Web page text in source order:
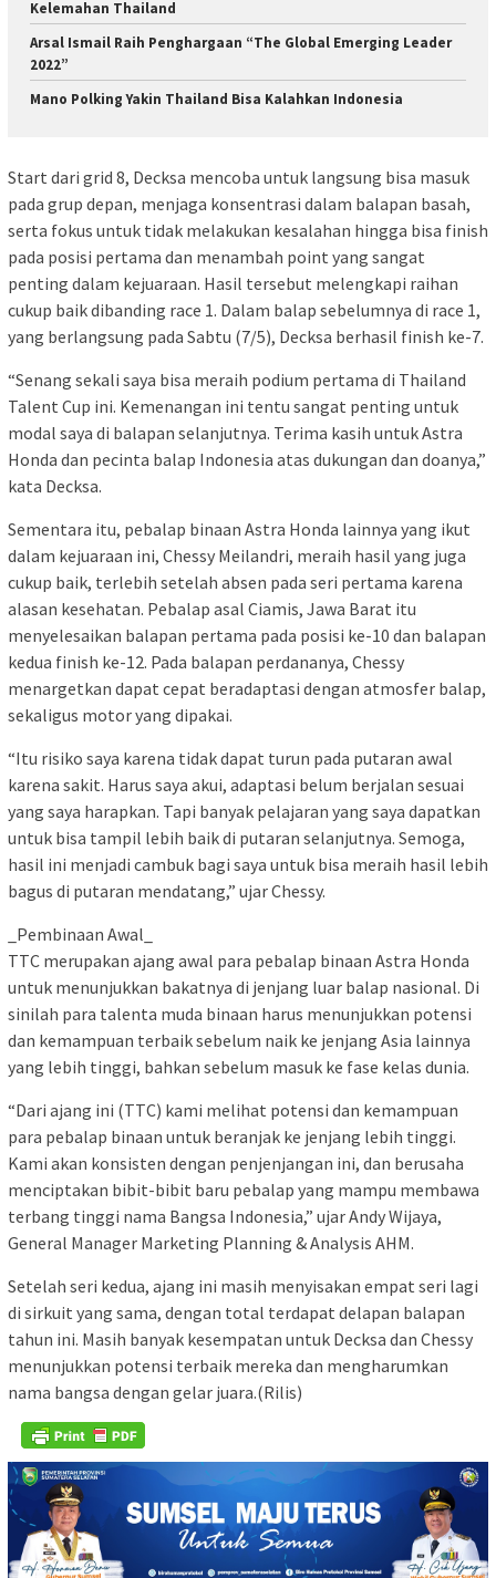
Kelemahan Thailand
Arsal Ismail Raih Penghargaan “The Global Emerging Leader
2022”
Mano Polking Yakin Thailand Bisa Kalahkan Indonesia
Start dari grid 8, Decksa mencoba untuk langsung bisa masuk
pada grup depan, menjaga konsentrasi dalam balapan basah,
serta fokus untuk tidak melakukan kesalahan hingga bisa finish
pada posisi pertama dan menambah point yang sangat
penting dalam kejuaraan. Hasil tersebut melengkapi raihan
cukup baik dibanding race 1. Dalam balap sebelumnya di race 1,
yang berlangsung pada Sabtu (7/5), Decksa berhasil finish ke-7.
“Senang sekali saya bisa meraih podium pertama di Thailand
Talent Cup ini. Kemenangan ini tentu sangat penting untuk
modal saya di balapan selanjutnya. Terima kasih untuk Astra
Honda dan pecinta balap Indonesia atas dukungan dan doanya,”
kata Decksa.
Sementara itu, pebalap binaan Astra Honda lainnya yang ikut
dalam kejuaraan ini, Chessy Meilandri, meraih hasil yang juga
cukup baik, terlebih setelah absen pada seri pertama karena
alasan kesehatan. Pebalap asal Ciamis, Jawa Barat itu
menyelesaikan balapan pertama pada posisi ke-10 dan balapan
kedua finish ke-12. Pada balapan perdananya, Chessy
menargetkan dapat cepat beradaptasi dengan atmosfer balap,
sekaligus motor yang dipakai.
“Itu risiko saya karena tidak dapat turun pada putaran awal
karena sakit. Harus saya akui, adaptasi belum berjalan sesuai
yang saya harapkan. Tapi banyak pelajaran yang saya dapatkan
untuk bisa tampil lebih baik di putaran selanjutnya. Semoga,
hasil ini menjadi cambuk bagi saya untuk bisa meraih hasil lebih
bagus di putaran mendatang,” ujar Chessy.
_Pembinaan Awal_
TTC merupakan ajang awal para pebalap binaan Astra Honda
untuk menunjukkan bakatnya di jenjang luar balap nasional. Di
sinilah para talenta muda binaan harus menunjukkan potensi
dan kemampuan terbaik sebelum naik ke jenjang Asia lainnya
yang lebih tinggi, bahkan sebelum masuk ke fase kelas dunia.
“Dari ajang ini (TTC) kami melihat potensi dan kemampuan
para pebalap binaan untuk beranjak ke jenjang lebih tinggi.
Kami akan konsisten dengan penjenjangan ini, dan berusaha
menciptakan bibit-bibit baru pebalap yang mampu membawa
terbang tinggi nama Bangsa Indonesia,” ujar Andy Wijaya,
General Manager Marketing Planning & Analysis AHM.
Setelah seri kedua, ajang ini masih menyisakan empat seri lagi
di sirkuit yang sama, dengan total terdapat delapan balapan
tahun ini. Masih banyak kesempatan untuk Decksa dan Chessy
menunjukkan potensi terbaik mereka dan mengharumkan
nama bangsa dengan gelar juara.(Rilis)